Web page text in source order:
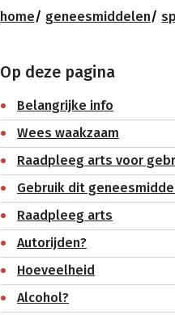
home geneesmiddelen
Op deze pagina
Belangrijke info
Wees waakzaam
Raadpleeg arts voor
Gebruik dit
Raadpleeg arts
Autorijden?
Hoeveelheid
Alcohol?